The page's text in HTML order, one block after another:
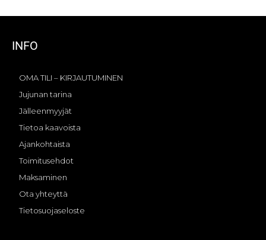
INFO
OMA TILI – KIRJAUTUMINEN
Jujunan tarina
Jälleenmyyjät
Tietoa kaavoista
Ajankohtaista
Toimitusehdot
Maksaminen
Ota yhteyttä
Tietosuojaseloste